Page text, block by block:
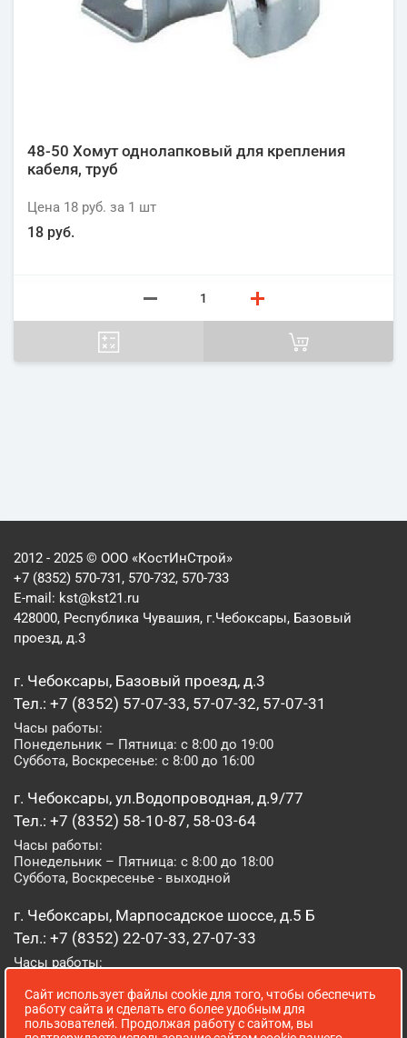
48-50 Хомут однолапковый для крепления
кабеля, труб
Цена 18 руб. за 1 шт
18 руб.
2012 - 2025 © ООО «КостИнСтрой»
+7 (8352) 570-731, 570-732, 570-733
E-mail: kst@kst21.ru
428000, Республика Чувашия, г.Чебоксары, Базовый
проезд, д.3
г. Чебоксары, Базовый проезд, д.3
Тел.: +7 (8352) 57-07-33, 57-07-32, 57-07-31
Часы работы:
Понедельник – Пятница: с 8:00 до 19:00
Суббота, Воскресенье: с 8:00 до 16:00
г. Чебоксары, ул.Водопроводная, д.9/77
Тел.: +7 (8352) 58-10-87, 58-03-64
Часы работы:
Понедельник – Пятница: с 8:00 до 18:00
Суббота, Воскресенье - выходной
г. Чебоксары, Марпосадское шоссе, д.5 Б
Тел.: +7 (8352) 22-07-33, 27-07-33
Часы работы:
Суббота, Воскресенье: с 8:00 до 16:00
г. Йошкар-Ола, ул. Луначарского, д. 52 А
Сайт использует файлы cookie для того, чтобы обеспечить
работу сайта и сделать его более удобным для
пользователей. Продолжая работу с сайтом, вы